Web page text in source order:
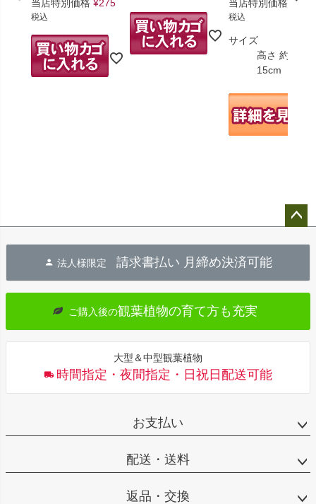
当店特別価格 ¥275
税込
当店特別価格
¥
税込
サイズ
高さ 約8～
15cm
へ
法人様限定 請求書払い 月締め決済可能
ご購入後の観葉植物の育て方も充実
大型＆中型観葉植物
時間指定・夜間指定・日祝日配送可能
お支払い
配送・送料
返品・交換